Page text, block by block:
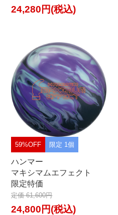
24,280円(税込)
59%OFF 限定 1個
ハンマー
マキシマムエフェクト
限定特価
定価 61,600円
24,800円(税込)